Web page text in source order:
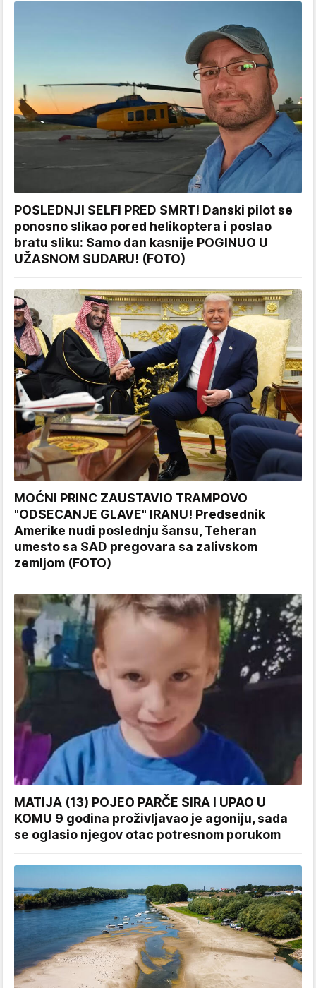
POSLEDNJI SELFI PRED SMRT! Danski pilot se
ponosno slikao pored helikoptera i poslao
bratu sliku: Samo dan kasnije POGINUO U
UŽASNOM SUDARU! (FOTO)
MOĆNI PRINC ZAUSTAVIO TRAMPOVO
"ODSECANJE GLAVE" IRANU! Predsednik
Amerike nudi poslednju šansu, Teheran
umesto sa SAD pregovara sa zalivskom
zemljom (FOTO)
MATIJA (13) POJEO PARČE SIRA I UPAO U
KOMU 9 godina proživljavao je agoniju, sada
se oglasio njegov otac potresnom porukom